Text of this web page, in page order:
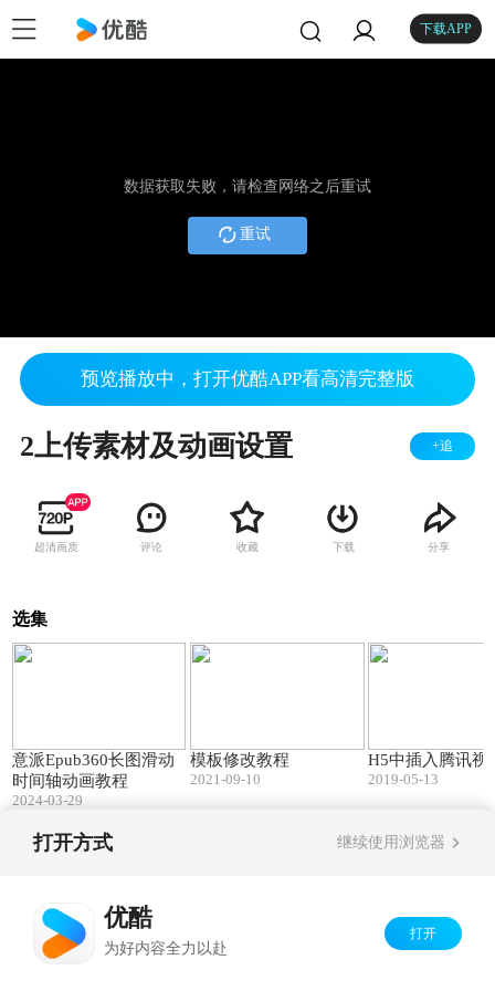
下载APP
数据获取失败，请检查网络之后重试
重试
预览播放中，打开优酷APP看高清完整版
2上传素材及动画设置 +追
超清画质 评论 收藏 下载 分享
选集
意派Epub360长图滑动
时间轴动画教程
2024-03-29
模板修改教程
2021-09-10
H5中插入腾讯视
2019-05-13
打开方式 继续使用浏览器
优酷
为好内容全力以赴
打开